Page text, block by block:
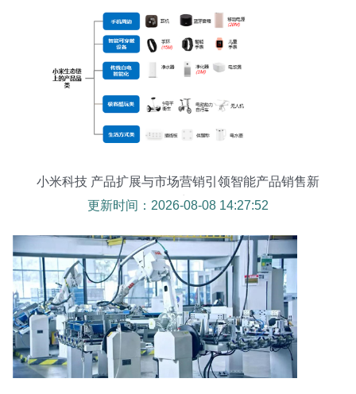
小米科技 产品扩展与市场营销引领智能产品销售新
篇章
更新时间：2026-08-08 14:27:52